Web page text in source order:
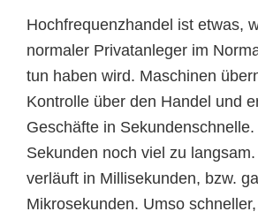
Hochfrequenzhandel ist etwas,
normaler Privatanleger im
tun haben wird. Maschinen
Kontrolle über den Handel und
Geschäfte in
Sekunden noch viel zu langsam.
verläuft in Millisekunden, bzw.
Mikrosekunden. Umso